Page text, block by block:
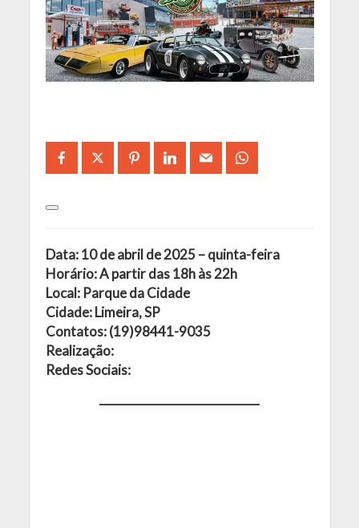
Data: 10 de abril de 2025 – quinta-feira
Horário: A partir das 18h às 22h
Local: Parque da Cidade
Cidade: Limeira, SP
Contatos: (19)98441-9035
Realização:
Redes Sociais: